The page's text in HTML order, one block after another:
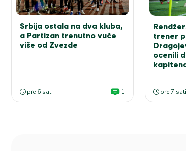
Srbija ostala na dva kluba,
a Partizan trenutno vuče
više od Zvezde
pre 6 sati 1
trener
ocenili
pre 7 sati